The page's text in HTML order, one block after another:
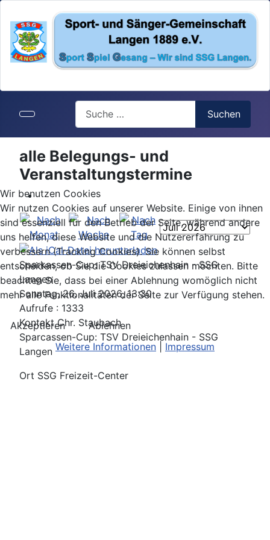
Search
Suchen
alle Belegungs- und
Veranstaltungstermine
Sparkassen-Cup: TSV Dreieichenhain - SSG
Langen
Sonntag, 26. Juli 2026, 13:30
Aufrufe : 1333
KontaktChr. Staubach
Sparcassen-Cup: TSV Dreieichenhain - SSG
Langen
Ort SSG Freizeit-Center
Wir benutzen Cookies
Wir nutzen Cookies auf unserer Website. Einige von ihnen
sind essenziell für den Betrieb der Seite, während andere
uns helfen, diese Website und die Nutzererfahrung zu
verbessern (Tracking Cookies). Sie können selbst
entscheiden, ob Sie die Cookies zulassen möchten. Bitte
beachten Sie, dass bei einer Ablehnung womöglich nicht
mehr alle Funktionalitäten der Seite zur Verfügung stehen.
Akzeptieren
Ablehnen
Weitere Informationen
Impressum